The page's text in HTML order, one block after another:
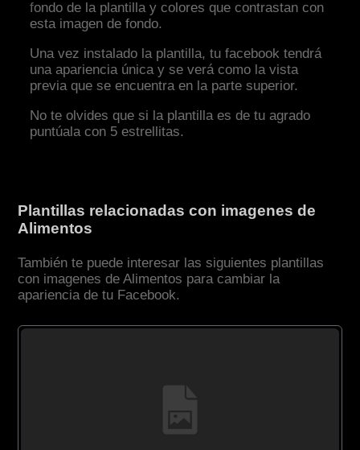
fondo de la plantilla y colores que contrastan con
esta imagen de fondo.
Una vez instalado la plantilla, tu facebook tendrá
una apariencia única y se verá como la vista
previa que se encuentra en la parte superior.
No te olvides que si la plantilla es de tu agrado
puntúala con 5 estrellitas.
Plantillas relacionadas con imagenes de
Alimentos
También te puede interesar las siguientes plantillas
con imagenes de Alimentos para cambiar la
apariencia de tu Facebook.